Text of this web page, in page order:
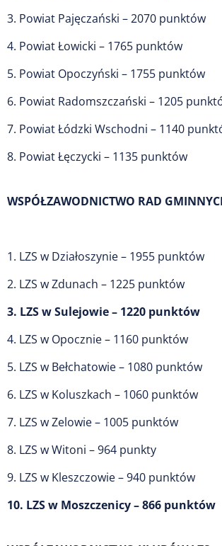
3. Powiat Pajęczański – 2070 punktów
4. Powiat Łowicki – 1765 punktów
5. Powiat Opoczyński – 1755 punktów
6. Powiat Radomszczański – 1205
7. Powiat Łódzki Wschodni – 1140
8. Powiat Łęczycki – 1135 punktów
WSPÓŁZAWODNICTWO RAD
1. LZS w Działoszynie – 1955 punktów
2. LZS w Zdunach – 1225 punktów
3. LZS w Sulejowie – 1220 punktów
4. LZS w Opocznie – 1160 punktów
5. LZS w Bełchatowie – 1080 punktów
6. LZS w Koluszkach – 1060 punktów
7. LZS w Zelowie – 1005 punktów
8. LZS w Witoni – 964 punkty
9. LZS w Kleszczowie – 940 punktów
10. LZS w Moszczenicy – 866 punktów